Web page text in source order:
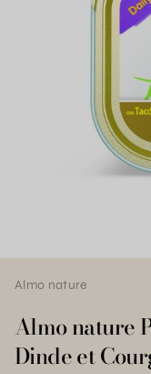
Almo nature
Almo nature
Dinde et